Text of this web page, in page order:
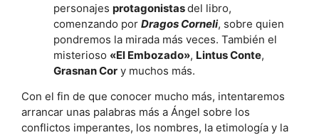
personajes protagonistasdel libro,
comenzando por Dragos Corneli, sobre quien
pondremos la mirada más veces. También el
misterioso «El Embozado», Lintus Conte,
Grasnan Cor y muchos más.
Con el fin de que conocer mucho más, intentaremos
arrancar unas palabras más a Ángel sobre los
conflictos imperantes, los nombres, la etimología y la